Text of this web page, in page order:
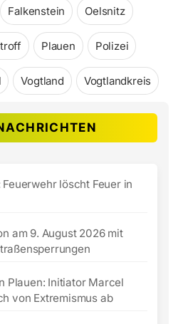
Falkenstein Oelsnitz
Plauen Polizei
Vogtland Vogtlandkreis
löscht Feuer in
am 9. August 2026 mit
Plauen: Initiator Marcel
von Extremismus ab